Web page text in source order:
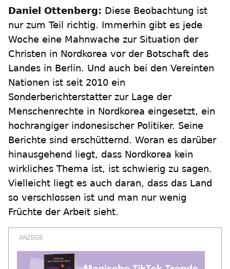
Daniel Ottenberg: Diese Beobachtung ist
nur zum Teil richtig. Immerhin gibt es jede
Woche eine Mahnwache zur Situation der
Christen in Nordkorea vor der Botschaft des
Landes in Berlin. Und auch bei den Vereinten
Nationen ist seit 2010 ein
Sonderberichterstatter zur Lage der
Menschenrechte in Nordkorea eingesetzt, ein
hochrangiger indonesischer Politiker. Seine
Berichte sind erschütternd. Woran es darüber
hinausgehend liegt, dass Nordkorea kein
wirkliches Thema ist, ist schwierig zu sagen.
Vielleicht liegt es auch daran, dass das Land
so verschlossen ist und man nur wenig
Früchte der Arbeit sieht.